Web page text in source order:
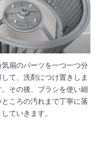
気扇のパーツを一つ一つ分
して、洗剤につけ置きしま
。その後、ブラシを使い細
ところの汚れまで丁寧に落
していきます。